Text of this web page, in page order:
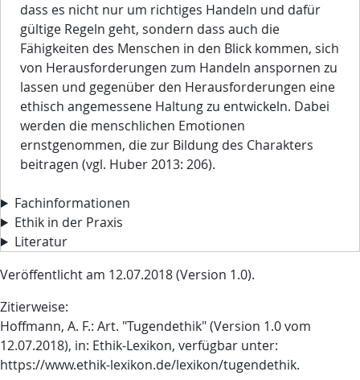
dass es nicht nur um richtiges Handeln und dafür
gültige Regeln geht, sondern dass auch die
Fähigkeiten des Menschen in den Blick kommen, sich
von Herausforderungen zum Handeln anspornen zu
lassen und gegenüber den Herausforderungen eine
ethisch angemessene Haltung zu entwickeln. Dabei
werden die menschlichen Emotionen
ernstgenommen, die zur Bildung des Charakters
beitragen (vgl. Huber 2013: 206).
Fachinformationen
Ethik in der Praxis
Literatur
Veröffentlicht am 12.07.2018 (Version 1.0).
Zitierweise:
Hoffmann, A. F.: Art. "Tugendethik" (Version 1.0 vom
12.07.2018), in: Ethik-Lexikon, verfügbar unter:
https://www.ethik-lexikon.de/lexikon/tugendethik.